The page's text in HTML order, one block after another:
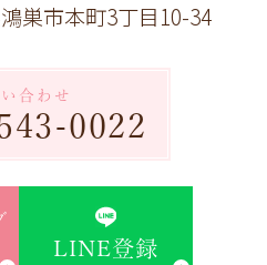
巣市本町3丁目10-34
合わせ
0022
LINE登録